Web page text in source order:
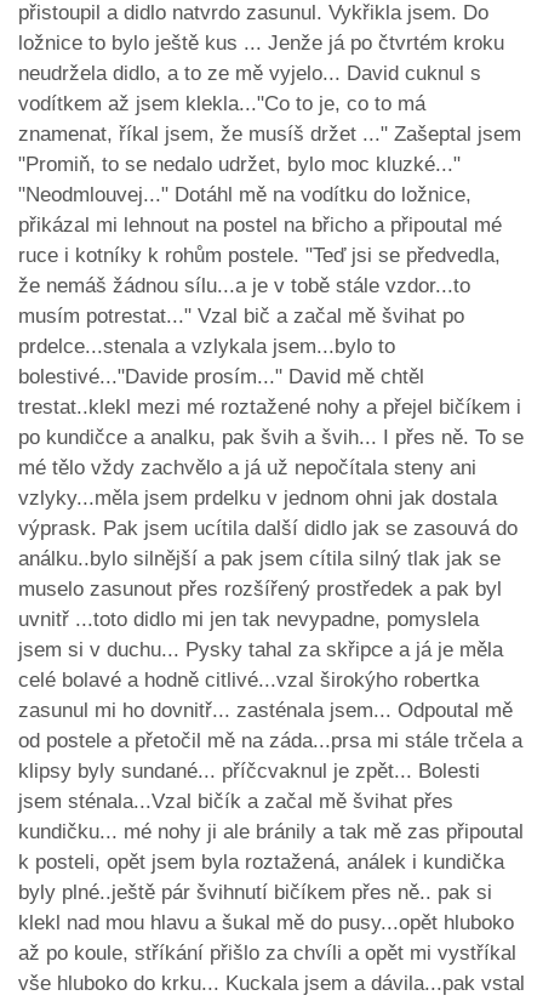
přistoupil a didlo natvrdo zasunul. Vykřikla jsem. Do
ložnice to bylo ještě kus ... Jenže já po čtvrtém kroku
neudržela didlo, a to ze mě vyjelo... David cuknul s
vodítkem až jsem klekla..."Co to je, co to má
znamenat, říkal jsem, že musíš držet ..." Zašeptal jsem
"Promiň, to se nedalo udržet, bylo moc kluzké..."
"Neodmlouvej..." Dotáhl mě na vodítku do ložnice,
přikázal mi lehnout na postel na břicho a připoutal mé
ruce i kotníky k rohům postele. "Teď jsi se předvedla,
že nemáš žádnou sílu...a je v tobě stále vzdor...to
musím potrestat..." Vzal bič a začal mě švihat po
prdelce...stenala a vzlykala jsem...bylo to
bolestivé..."Davide prosím..." David mě chtěl
trestat..klekl mezi mé roztažené nohy a přejel bičíkem i
po kundičce a analku, pak švih a švih... I přes ně. To se
mé tělo vždy zachvělo a já už nepočítala steny ani
vzlyky...měla jsem prdelku v jednom ohni jak dostala
výprask. Pak jsem ucítila další didlo jak se zasouvá do
análku..bylo silnější a pak jsem cítila silný tlak jak se
muselo zasunout přes rozšířený prostředek a pak byl
uvnitř ...toto didlo mi jen tak nevypadne, pomyslela
jsem si v duchu... Pysky tahal za skřipce a já je měla
celé bolavé a hodně citlivé...vzal širokýho robertka
zasunul mi ho dovnitř... zasténala jsem... Odpoutal mě
od postele a přetočil mě na záda...prsa mi stále trčela a
klipsy byly sundané... příčcvaknul je zpět... Bolesti
jsem sténala...Vzal bičík a začal mě švihat přes
kundičku... mé nohy ji ale bránily a tak mě zas připoutal
k posteli, opět jsem byla roztažená, análek i kundička
byly plné..ještě pár švihnutí bičíkem přes ně.. pak si
klekl nad mou hlavu a šukal mě do pusy...opět hluboko
až po koule, stříkání přišlo za chvíli a opět mi vystříkal
vše hluboko do krku... Kuckala jsem a dávila...pak vstal